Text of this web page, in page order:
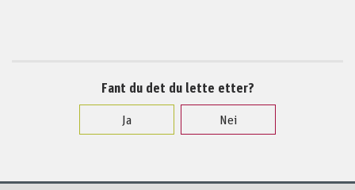
Fant du det du lette etter?
Ja
Nei